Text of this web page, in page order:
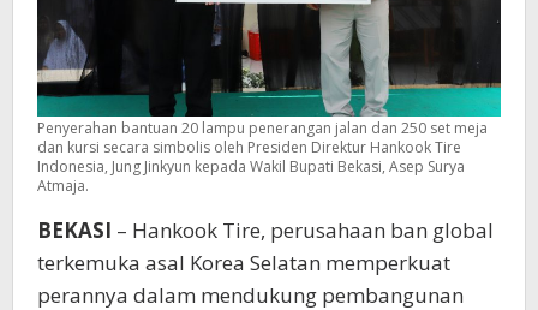
Penyerahan bantuan 20 lampu penerangan jalan dan 250 set meja
dan kursi secara simbolis oleh Presiden Direktur Hankook Tire
Indonesia, Jung Jinkyun kepada Wakil Bupati Bekasi, Asep Surya
Atmaja.
BEKASI – Hankook Tire, perusahaan ban global
terkemuka asal Korea Selatan memperkuat
perannya dalam mendukung pembangunan